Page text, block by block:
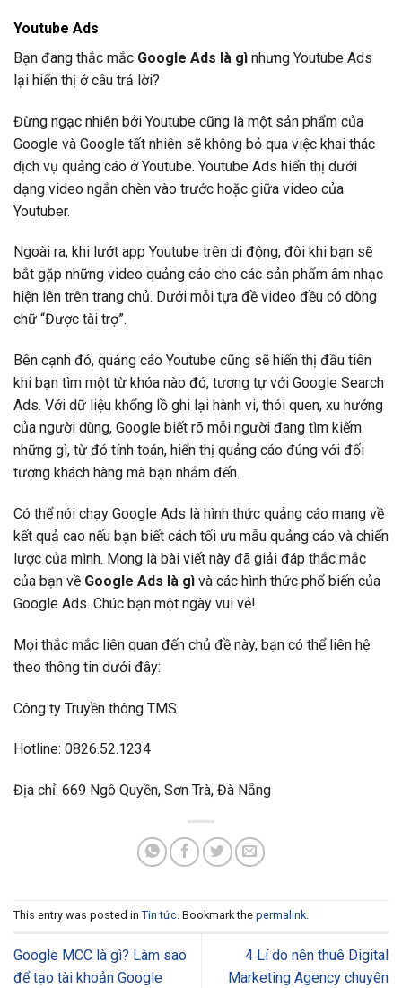
Youtube Ads
Bạn đang thắc mắc Google Ads là gì nhưng Youtube Ads
lại hiển thị ở câu trả lời?
Đừng ngạc nhiên bởi Youtube cũng là một sản phẩm của
Google và Google tất nhiên sẽ không bỏ qua việc khai thác
dịch vụ quảng cáo ở Youtube. Youtube Ads hiển thị dưới
dạng video ngắn chèn vào trước hoặc giữa video của
Youtuber.
Ngoài ra, khi lướt app Youtube trên di động, đôi khi bạn sẽ
bắt gặp những video quảng cáo cho các sản phẩm âm nhạc
hiện lên trên trang chủ. Dưới mỗi tựa đề video đều có dòng
chữ “Được tài trợ”.
Bên cạnh đó, quảng cáo Youtube cũng sẽ hiển thị đầu tiên
khi bạn tìm một từ khóa nào đó, tương tự với Google Search
Ads. Với dữ liệu khổng lồ ghi lại hành vi, thói quen, xu hướng
của người dùng, Google biết rõ mỗi người đang tìm kiếm
những gì, từ đó tính toán, hiển thị quảng cáo đúng với đối
tượng khách hàng mà bạn nhắm đến.
Có thể nói chạy Google Ads là hình thức quảng cáo mang về
kết quả cao nếu bạn biết cách tối ưu mẫu quảng cáo và chiến
lược của mình. Mong là bài viết này đã giải đáp thắc mắc
của bạn về Google Ads là gì và các hình thức phổ biến của
Google Ads. Chúc bạn một ngày vui vẻ!
Mọi thắc mắc liên quan đến chủ đề này, bạn có thể liên hệ
theo thông tin dưới đây:
Công ty Truyền thông TMS
Hotline: 0826.52.1234
Địa chỉ: 669 Ngô Quyền, Sơn Trà, Đà Nẵng
This entry was posted in Tin tức. Bookmark the permalink.
Google MCC là gì? Làm sao
để tạo tài khoản Google
4 Lí do nên thuê Digital
Marketing Agency chuyên